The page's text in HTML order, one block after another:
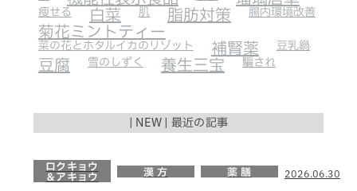
瘦せる 白菜 肌 脂肪対策 腸内環境改善
菊花ミントティー
菜の花とホタルイカのリゾット 補腎薬 豆乳鍋
豆腐 雪のしずく 養生三宝 騙され
| NEW | 最近の記事
ロクキョウ
＆アキョウ
漢 方 薬 膳 2026.06.30